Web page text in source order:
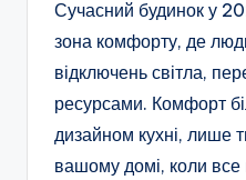
Сучасний будинок у
зона комфорту, де
відключень світла,
ресурсами. Комфорт
дизайном кухні, лише
вашому домі, коли все